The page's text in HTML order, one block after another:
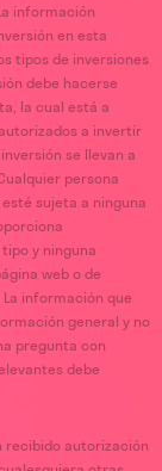
información
en esta
tipos de inversiones
debe hacerse
la cual está a
a invertir
se llevan a
persona
sujeta a ninguna
y ninguna
web o de
información que
general y no
pregunta con
debe
recibido autorización